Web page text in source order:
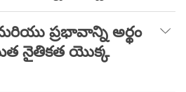
ప్రభావాన్ని అర్థం
నైతికత యొక్క